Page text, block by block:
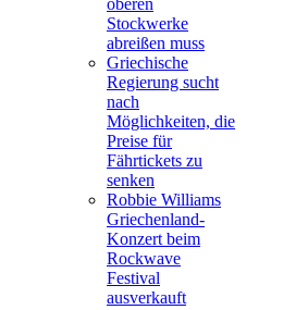
oberen
Stockwerke
abreißen muss
Griechische
Regierung sucht
nach
Möglichkeiten, die
Preise für
Fährtickets zu
senken
Robbie Williams
Griechenland-
Konzert beim
Rockwave
Festival
ausverkauft